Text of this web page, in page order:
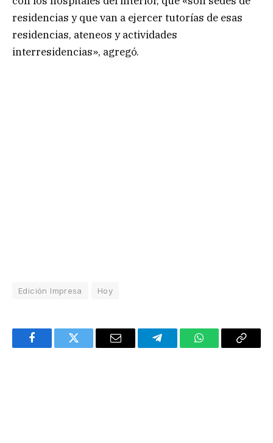
residencias y que van a ejercer tutorías de esas
residencias, ateneos y actividades
interresidencias», agregó.
Edición Impresa Hoy
FacebookTwitter Email TelegramWhatsAppCopy